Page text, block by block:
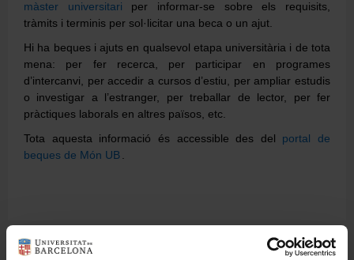
Directori
Español
màster universitari
per informar-se sobre els requisits,
tràmits i terminis per sol·licitar una beca o un ajut.
Hi ha beques i ajuts en qualsevol etapa universitària i de tota
mena: per fer recerca, per participar en programes
d’intercanvi, per accedir a cursos d’estiu, per ampliar estudis
o investigar a l’estranger, per treballar de lector, per fer
pràctiques laborals en altres països, etc.
Tota aquesta informació és accessible des del portal de
beques de Món UB
Comparteix-ho: